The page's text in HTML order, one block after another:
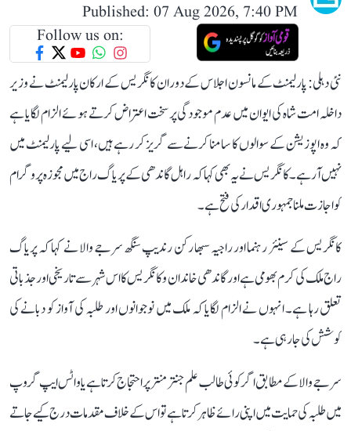
Published: 07 Aug 2026, 7:40 PM
Follow us on:
نئی دہلی: پارلیمنٹ کے مانسون اجلاس کے دوران کانگریس کے ارکان پارلیمنٹ نے وزیر
داخلہ امت شاہ کی ایوان میں عدم موجودگی پر سخت اعتراض کرتے ہوئے الزام لگایا ہے
کہ وہ اپوزیشن کے سوالوں کا سامنا کرنے سے گریز کر رہے ہیں، اسی لیے پارلیمنٹ میں
نہیں آ رہے۔ کانگریس نے یہ بھی کہا کہ راہل گاندھی کے پریاگ راج میں مجوزہ پروگرام
کو اجازت ملنا جمہوری اقدار کی فتح ہے۔
کانگریس کے سینئر رہنما اور راجیہ سبھا رکن رندیپ سنگھ سرجے والا نے کہا کہ پریاگ
راج ملک کی کرم بھومی ہے اور گاندھی خاندان و کانگریس کا اس شہر سے تاریخی اور جذباتی
تعلق رہا ہے۔ انہوں نے الزام لگایا کہ ملک میں نوجوانوں اور طلبہ کی آواز کو دبانے کی
کوشش کی جا رہی ہے۔
سرجے والا کے مطابق اگر کوئی طالب علم جنتر منتر پر احتجاج کرتا ہے یا واٹس ایپ گروپ
میں طلبہ کی حمایت میں اپنی رائے ظاہر کرتا ہے تو اس کے خلاف مقدمات درج کیے جاتے